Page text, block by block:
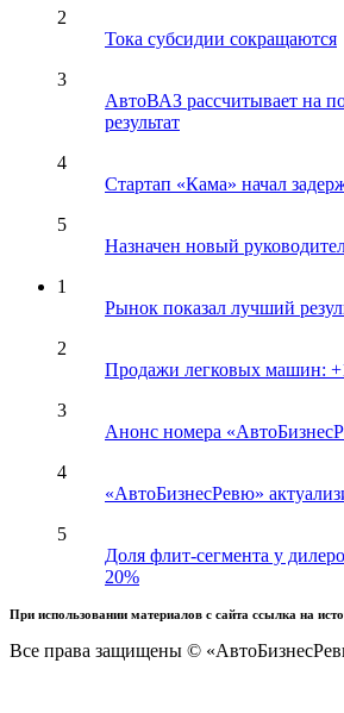
2
Тока субсидии сокращаются
3
АвтоВАЗ рассчитывает на
результат
4
Стартап «Кама» начал
5
Назначен новый
1
Рынок показал лучший
2
Продажи легковых машин:
3
Анонс номера
4
«АвтоБизнесРевю»
5
Доля флит-сегмента у
20%
При использовании материалов с сайта ссылка на
Все права защищены ©